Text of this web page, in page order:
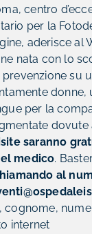
centro
per la
aderisce al
nata con lo
su
donne,
per la
dovute
saranno
medico.
al
cognome,
internet